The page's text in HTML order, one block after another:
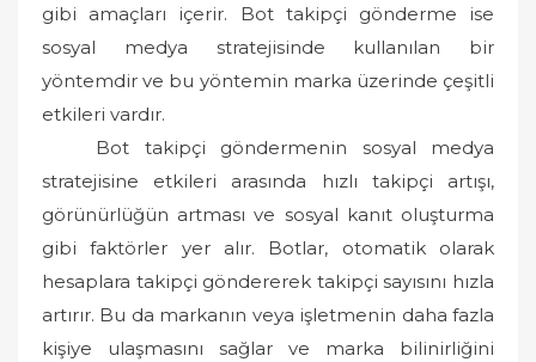
gibi amaçları içerir. Bot takipçi gönderme ise
sosyal medya stratejisinde kullanılan bir
yöntemdir ve bu yöntemin marka üzerinde çeşitli
etkileri vardır.
Bot takipçi göndermenin sosyal medya
stratejisine etkileri arasında hızlı takipçi artışı,
görünürlüğün artması ve sosyal kanıt oluşturma
gibi faktörler yer alır. Botlar, otomatik olarak
hesaplara takipçi göndererek takipçi sayısını hızla
artırır. Bu da markanın veya işletmenin daha fazla
kişiye ulaşmasını sağlar ve marka bilinirliğini